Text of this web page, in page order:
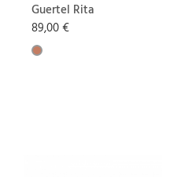
Guertel Rita
89,00 €